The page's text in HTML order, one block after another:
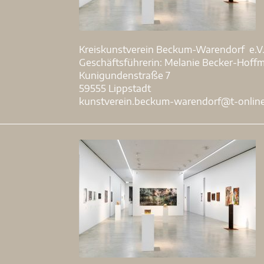
Kreiskunstverein Beckum-Warendorf e.V.
Geschäftsführerin: Melanie Becker-
Kunigundenstraße 7
59555 Lippstadt
kunstverein.beckum-warendorf@t-